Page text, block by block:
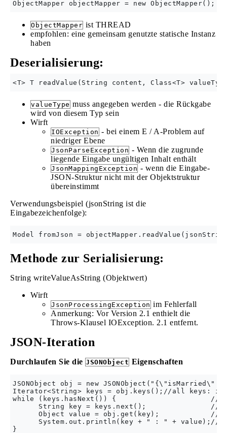
ObjectMapper ist THREAD
empfohlen: eine gemeinsam genutzte statische Instanz
haben
Deserialisierung:
valueType muss angegeben werden - die Rückgabe
wird von diesem Typ sein
Wirft
IOException - bei einem E / A-Problem auf
niedriger Ebene
JsonParseException - Wenn die zugrunde
liegende Eingabe ungültigen Inhalt enthält
JsonMappingException - wenn die Eingabe-
JSON-Struktur nicht mit der Objektstruktur
übereinstimmt
Verwendungsbeispiel (jsonString ist die
Eingabezeichenfolge):
Methode zur Serialisierung:
String writeValueAsString (Objektwert)
Wirft
JsonProcessingException im Fehlerfall
Anmerkung: Vor Version 2.1 enthielt die
Throws-Klausel IOException. 2.1 entfernt.
JSON-Iteration
Durchlaufen Sie die JSONObject Eigenschaften
JSONObject obj = new
Iterator<String> keys = obj.keys();//all keys:
while (keys.hasNext()) {                      //as
String key = keys.next();               //
Object value = obj.get(key);            //
System.out.println(key + " : " + value);//